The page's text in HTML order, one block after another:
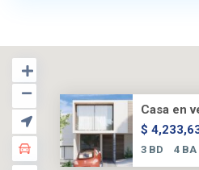
Casa en
$
3 BD 4 BA